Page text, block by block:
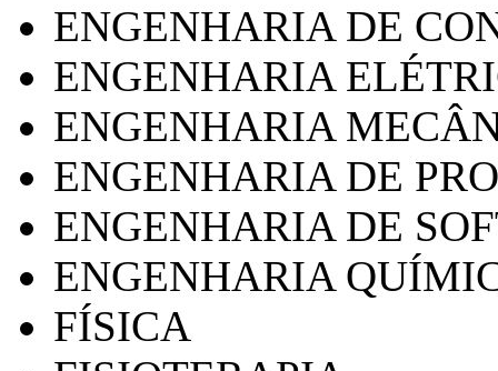
ENGENHARIA DE
ENGENHARIA
ENGENHARIA
ENGENHARIA DE
ENGENHARIA DE
ENGENHARIA
FÍSICA